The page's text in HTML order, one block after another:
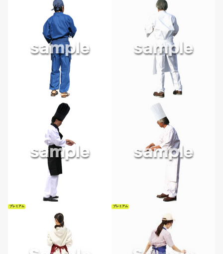
プレミアム プレミアム